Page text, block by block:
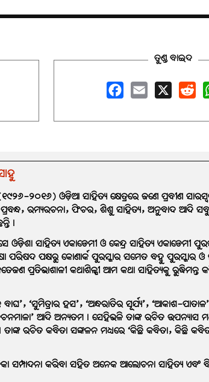
ତୁଣ୍ଡ ବାଇଦ
୨୦୧୬) ଓଡ଼ିଆ ସାହିତ୍ୟ କ୍ଷେତ୍ରରେ ଜଣେ ପ୍ରବୀଣ
ରମ୍ୟରଚନା, ଫିଚର, ଶିଶୁ ସାହିତ୍ୟ, ଅନୁବାଦ ଆଦି
ସାହିତ୍ୟ ଏକାଡେମୀ ଓ କେନ୍ଦ୍ର ସାହିତ୍ୟ ଏକାଡେମୀ
ପରିଷଦ ପକ୍ଷରୁ କୋଣାର୍କ ପୁରସ୍କାର ସମେତ ବହୁ ପୁରସ୍କାର ଓ
ପ୍ରତିଭାଶାଳୀ କଥାଶିଳ୍ପୀ ଆମ କଥା ସାହିତ୍ୟକୁ ରୁଦ୍ଧିମନ୍ତ
‘ସୁମିତ୍ରାର ହସ’, ‘ଅନ୍ଧରାତିର ସୂର୍ଯ୍ୟ’, ‘ଆକାଶ-
ଆଦି ଅନ୍ୟତମ। ସେହିଭଳି ତାଙ୍କ ରଚିତ ଉପନ୍ୟାସ
ତାଙ୍କ ରଚିତ କବିତା ସଙ୍କଳନ ମଧ୍ୟରେ ‘କିଛି କବିତା, କିଛି
ସମ୍ପାଦନା କରିବା ସହିତ ଅନେକ ଆଲୋଚନା ସାହିତ୍ୟ ଏବଂ